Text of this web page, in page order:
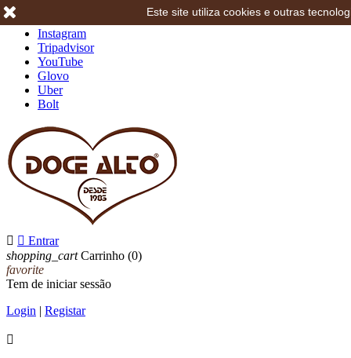
Instagram
Tripadvisor
YouTube
Glovo
Uber
Bolt
  Entrar
shopping_cart Carrinho (0)
favorite
Tem de iniciar sessão
Login | Registar

Este site utiliza cookies e outras